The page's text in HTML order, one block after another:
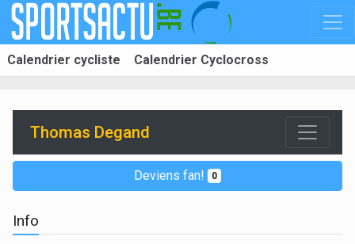
Calendrier cycliste Calendrier Cyclocross
Thomas Degand
Deviens fan! 0
Info